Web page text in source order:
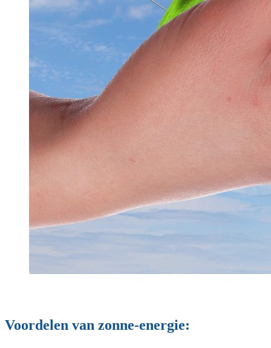
Voordelen van zonne-energie: